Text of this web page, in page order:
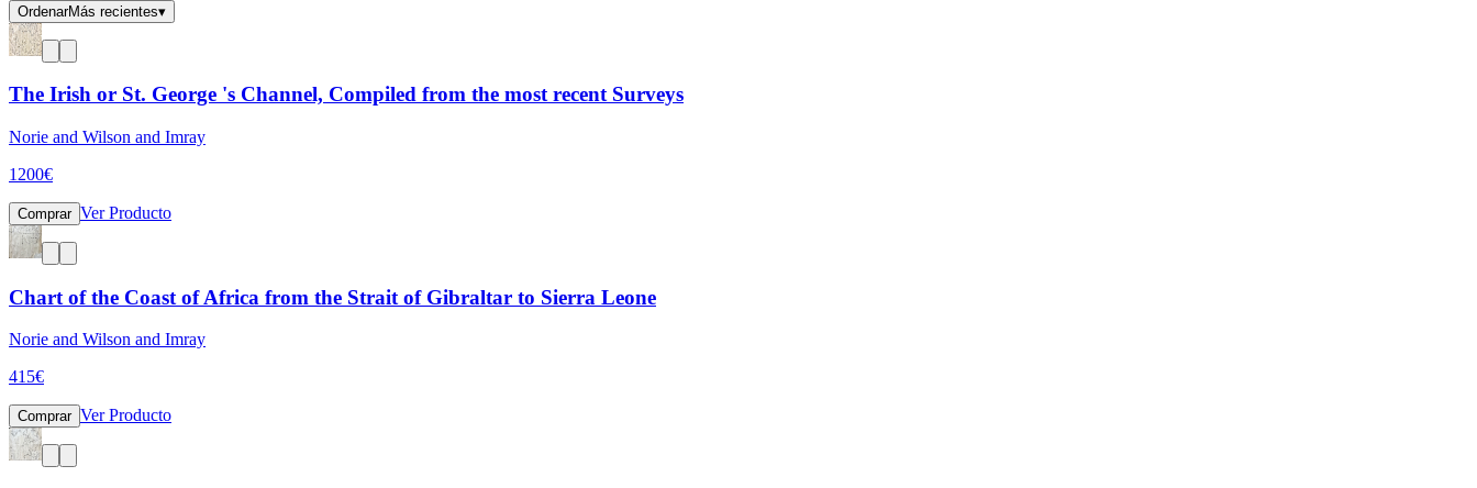
OrdenarMás recientes▾
The Irish or St. George 's Channel, Compiled from the most recent Surveys
Norie and Wilson and Imray
1200€
Comprar Ver Producto
Chart of the Coast of Africa from the Strait of Gibraltar to Sierra Leone
Norie and Wilson and Imray
415€
Comprar Ver Producto